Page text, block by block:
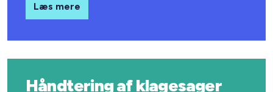
Læs mere
Håndtering af klagesager